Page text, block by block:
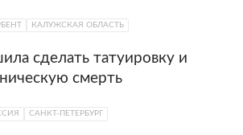
КАЛУЖСКАЯ ОБЛАСТЬ
сделать татуировку и
смерть
САНКТ-ПЕТЕРБУРГ